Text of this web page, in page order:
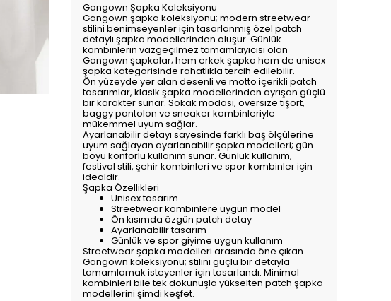
Gangown Şapka Koleksiyonu
Gangown şapka koleksiyonu; modern streetwear
stilini benimseyenler için tasarlanmış özel patch
detaylı şapka modellerinden oluşur. Günlük
kombinlerin vazgeçilmez tamamlayıcısı olan
Gangown şapkalar; hem erkek şapka hem de unisex
şapka kategorisinde rahatlıkla tercih edilebilir.
Ön yüzeyde yer alan desenli ve motto içerikli patch
tasarımlar, klasik şapka modellerinden ayrışan güçlü
bir karakter sunar. Sokak modası, oversize tişört,
baggy pantolon ve sneaker kombinleriyle
mükemmel uyum sağlar.
Ayarlanabilir detayı sayesinde farklı baş ölçülerine
uyum sağlayan ayarlanabilir şapka modelleri; gün
boyu konforlu kullanım sunar. Günlük kullanım,
festival stili, şehir kombinleri ve spor kombinler için
idealdir.
Şapka Özellikleri
Unisex tasarım
Streetwear kombinlere uygun model
Ön kısımda özgün patch detay
Ayarlanabilir tasarım
Günlük ve spor giyime uygun kullanım
Streetwear şapka modelleri arasında öne çıkan
Gangown koleksiyonu; stilini güçlü bir detayla
tamamlamak isteyenler için tasarlandı. Minimal
kombinleri bile tek dokunuşla yükselten patch şapka
modellerini şimdi keşfet.